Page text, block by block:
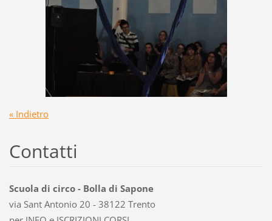
« Indietro
Contatti
Scuola di circo - Bolla di Sapone
via Sant Antonio 20 - 38122 Trento